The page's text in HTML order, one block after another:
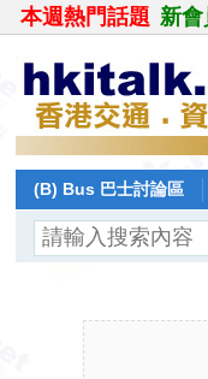
本週熱門話題 新
(B) Bus 巴士討論區